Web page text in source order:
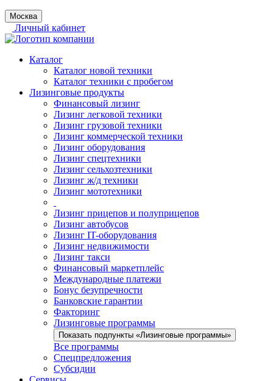
Москва
Личный кабинет
Каталог
Каталог новой техники
Каталог техники с пробегом
Лизинговые продукты
Финансовый лизинг
Лизинг легковой техники
Лизинг грузовой техники
Лизинг коммерческой техники
Лизинг оборудования
Лизинг спецтехники
Лизинг сельхозтехники
Лизинг ж/д техники
Лизинг мототехники
Лизинг прицепов и полуприцепов
Лизинг автобусов
Лизинг IT-оборудования
Лизинг недвижимости
Лизинг такси
Финансовый маркетплейс
Международные платежи
Бонус безупречности
Банковские гарантии
Факторинг
Лизинговые программы
Показать подпункты «Лизинговые программы»
Все программы
Спецпредложения
Субсидии